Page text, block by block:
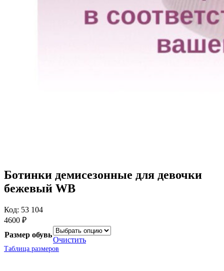
Ботинки демисезонные для девочки
бежевый WB
Код: 53 104
4600 ₽
Размер обувь
Очистить
Таблица размеров